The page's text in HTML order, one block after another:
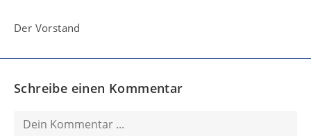
Der Vorstand
Schreibe einen Kommentar
Kommentieren